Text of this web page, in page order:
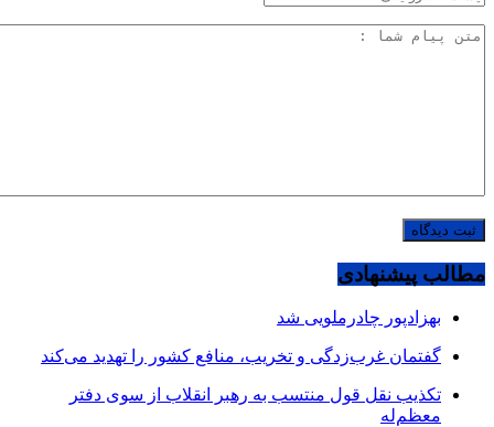
مطالب پیشنهادی
بهزادپور چادرملویی شد
گفتمان غرب‌زدگی و تخریب، منافع کشور را تهدید می‌کند
تکذیب نقل قول منتسب به رهبر انقلاب از سوی دفتر
معظم‌له